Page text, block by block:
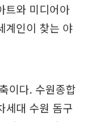
트와 미디어아
계인이 찾는 야
이다. 수원종합
세대 수원 돔구